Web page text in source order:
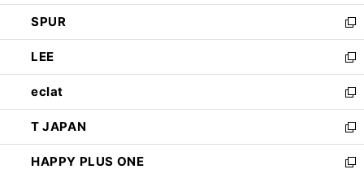
ウ
で
開
く
ン
ド
ウ
で
開
く
ウ
ィ
ン
ド
ウ
で
開
く
し
い
ウ
ィ
ン
ド
ウ
で
開
く
SPUR
新
し
い
ウ
ィ
ン
ド
ウ
で
LEE
新
し
い
ウ
ィ
ン
ド
eclat
新
し
い
ウ
ィ
T JAPAN
新
し
い
HAPPY PLUS ONE
新